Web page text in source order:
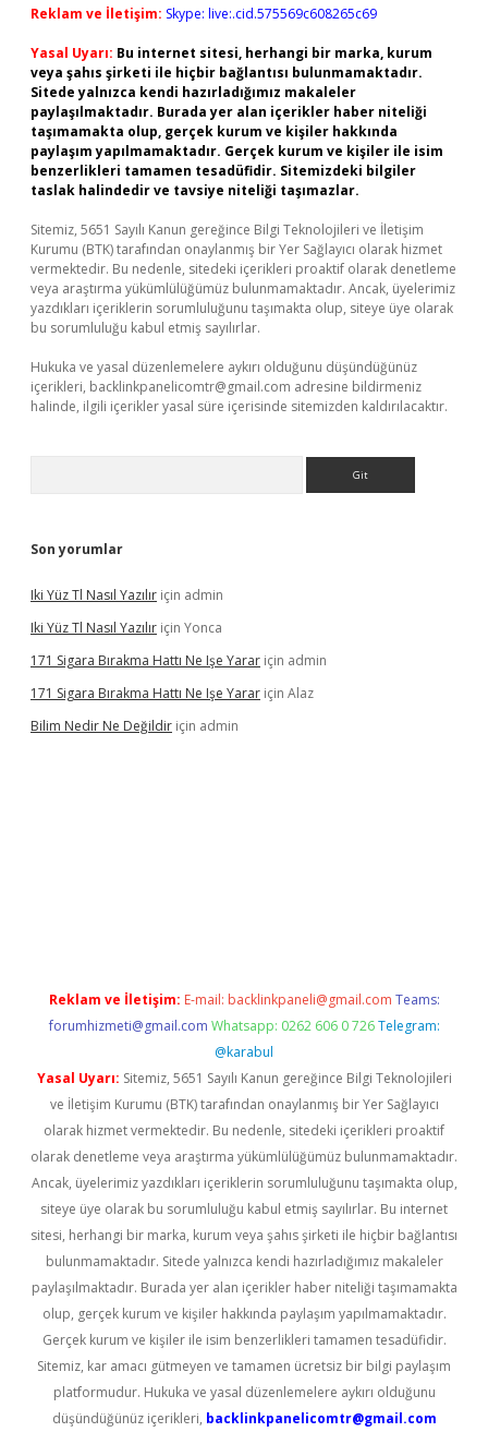
Reklam ve İletişim: Skype: live:.cid.575569c608265c69
Yasal Uyarı: Bu internet sitesi, herhangi bir marka, kurum
veya şahıs şirketi ile hiçbir bağlantısı bulunmamaktadır.
Sitede yalnızca kendi hazırladığımız makaleler
paylaşılmaktadır. Burada yer alan içerikler haber niteliği
taşımamakta olup, gerçek kurum ve kişiler hakkında
paylaşım yapılmamaktadır. Gerçek kurum ve kişiler ile isim
benzerlikleri tamamen tesadüfidir. Sitemizdeki bilgiler
taslak halindedir ve tavsiye niteliği taşımazlar.
Sitemiz, 5651 Sayılı Kanun gereğince Bilgi Teknolojileri ve İletişim
Kurumu (BTK) tarafından onaylanmış bir Yer Sağlayıcı olarak hizmet
vermektedir. Bu nedenle, sitedeki içerikleri proaktif olarak denetleme
veya araştırma yükümlülüğümüz bulunmamaktadır. Ancak, üyelerimiz
yazdıkları içeriklerin sorumluluğunu taşımakta olup, siteye üye olarak
bu sorumluluğu kabul etmiş sayılırlar.
Hukuka ve yasal düzenlemelere aykırı olduğunu düşündüğünüz
içerikleri, backlinkpanelicomtr@gmail.com adresine bildirmeniz
halinde, ilgili içerikler yasal süre içerisinde sitemizden kaldırılacaktır.
Son yorumlar
Iki Yüz Tl Nasıl Yazılır için admin
Iki Yüz Tl Nasıl Yazılır için Yonca
171 Sigara Bırakma Hattı Ne Işe Yarar için admin
171 Sigara Bırakma Hattı Ne Işe Yarar için Alaz
Bilim Nedir Ne Değildir için admin
Reklam ve İletişim: E-mail: backlinkpaneli@gmail.com Teams:
forumhizmeti@gmail.com Whatsapp: 0262 606 0 726 Telegram:
@karabul
Yasal Uyarı: Sitemiz, 5651 Sayılı Kanun gereğince Bilgi Teknolojileri
ve İletişim Kurumu (BTK) tarafından onaylanmış bir Yer Sağlayıcı
olarak hizmet vermektedir. Bu nedenle, sitedeki içerikleri proaktif
olarak denetleme veya araştırma yükümlülüğümüz bulunmamaktadır.
Ancak, üyelerimiz yazdıkları içeriklerin sorumluluğunu taşımakta olup,
siteye üye olarak bu sorumluluğu kabul etmiş sayılırlar. Bu internet
sitesi, herhangi bir marka, kurum veya şahıs şirketi ile hiçbir bağlantısı
bulunmamaktadır. Sitede yalnızca kendi hazırladığımız makaleler
paylaşılmaktadır. Burada yer alan içerikler haber niteliği taşımamakta
olup, gerçek kurum ve kişiler hakkında paylaşım yapılmamaktadır.
Gerçek kurum ve kişiler ile isim benzerlikleri tamamen tesadüfidir.
Sitemiz, kar amacı gütmeyen ve tamamen ücretsiz bir bilgi paylaşım
platformudur. Hukuka ve yasal düzenlemelere aykırı olduğunu
düşündüğünüz içerikleri, backlinkpanelicomtr@gmail.com